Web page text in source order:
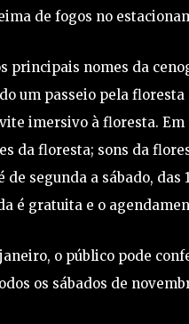
de fogos no
principais nomes da
um passeio pela
imersivo à floresta.
da floresta; sons da
segunda a sábado, das
é gratuita e o
o público pode
os sábados de